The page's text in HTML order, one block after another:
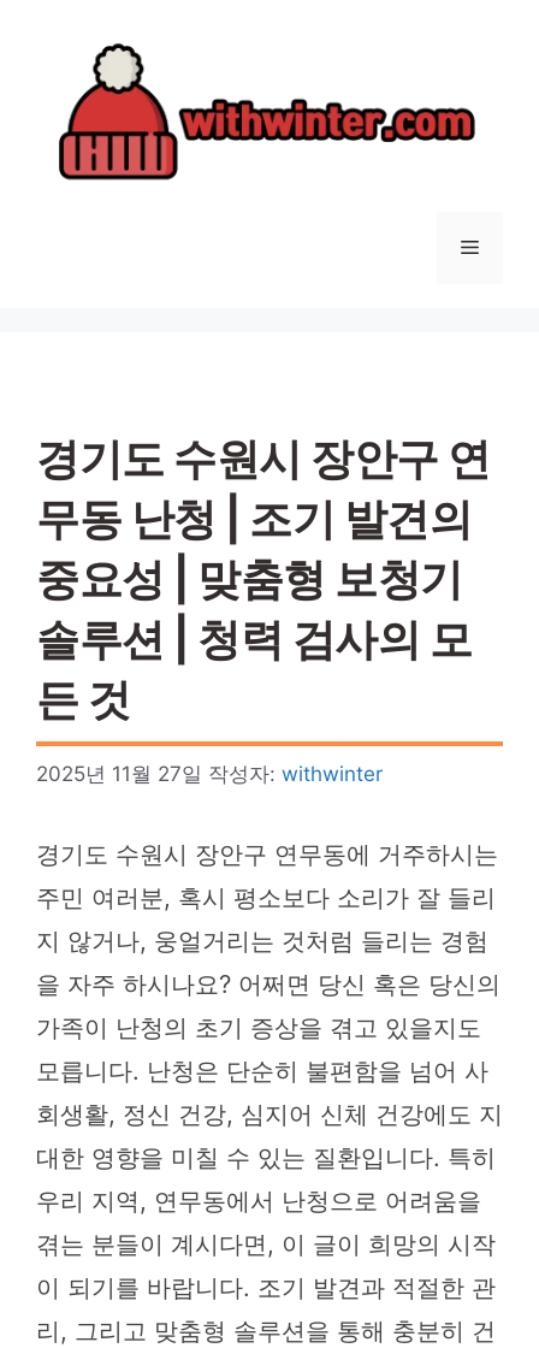
메
경기도 수원시 장안구 연
무동 난청 | 조기 발견의
중요성 | 맞춤형 보청기
솔루션 | 청력 검사의 모
든 것
2025년 11월 27일 작성자: withwinter
경기도 수원시 장안구 연무동에 거주하시는
주민 여러분, 혹시 평소보다 소리가 잘 들리
지 않거나, 웅얼거리는 것처럼 들리는 경험
을 자주 하시나요? 어쩌면 당신 혹은 당신의
가족이 난청의 초기 증상을 겪고 있을지도
모릅니다. 난청은 단순히 불편함을 넘어 사
회생활, 정신 건강, 심지어 신체 건강에도 지
대한 영향을 미칠 수 있는 질환입니다. 특히
우리 지역, 연무동에서 난청으로 어려움을
겪는 분들이 계시다면, 이 글이 희망의 시작
이 되기를 바랍니다. 조기 발견과 적절한 관
리, 그리고 맞춤형 솔루션을 통해 충분히 건